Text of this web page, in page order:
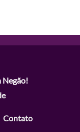
Negão!
Contato